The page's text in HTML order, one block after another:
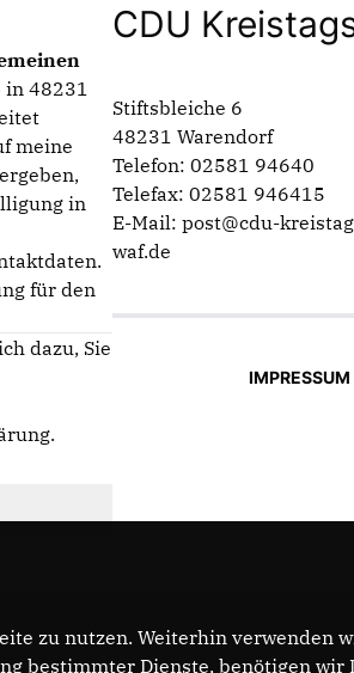
48231
meine
in
für den
dazu, Sie
.
CDU
Stiftsbleiche 6
48231 Warendorf
Telefon: 02581 94640
Telefax: 02581 946415
E-Mail: post@cdu-
waf.de
IMPRESSUM
zu nutzen. Weiterhin
bestimmter Dienste, benötigen